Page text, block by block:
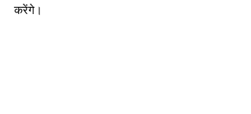
करेंगे।